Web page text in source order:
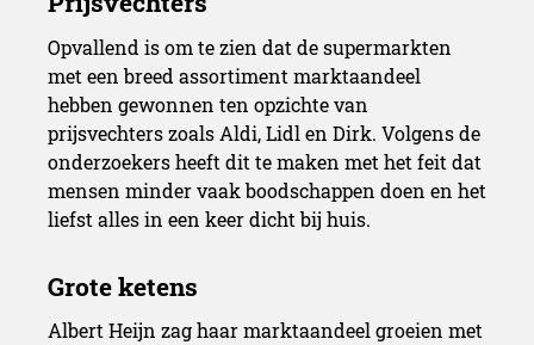
Opvallend is om te zien dat de supermarkten
met een breed assortiment marktaandeel
hebben gewonnen ten opzichte van
prijsvechters zoals Aldi, Lidl en Dirk. Volgens de
onderzoekers heeft dit te maken met het feit dat
mensen minder vaak boodschappen doen en het
liefst alles in een keer dicht bij huis.
Albert Heijn zag haar marktaandeel groeien met